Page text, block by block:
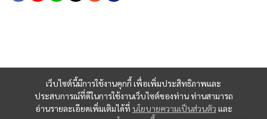
เว็บไซต์นี้มีการใช้งานคุกกี้ เพื่อเพิ่มประสิทธิภาพและ
ประสบการณ์ที่ดีในการใช้งานเว็บไซต์ของท่าน ท่านสามารถ
อ่านรายละเอียดเพิ่มเติมได้ที่ นโยบายความเป็นส่วนตัว และ